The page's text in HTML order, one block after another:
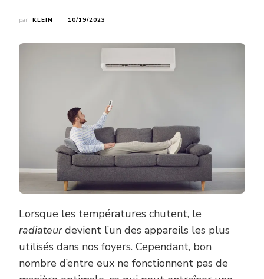
par KLEIN 10/19/2023
Lorsque les températures chutent, le
radiateurdevient l’un des appareils les plus
utilisés dans nos foyers. Cependant, bon
nombre d’entre eux ne fonctionnent pas de